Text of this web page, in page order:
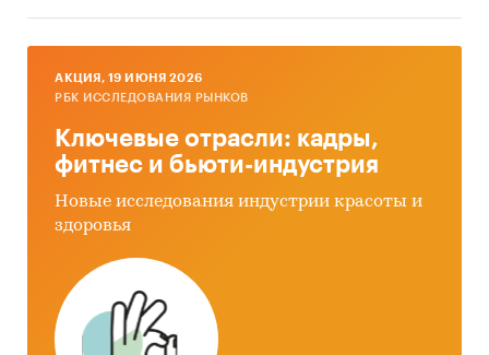
AКЦИЯ, 19 ИЮНЯ 2026
РБК ИССЛЕДОВАНИЯ РЫНКОВ
Ключевые отрасли: кадры,
фитнес и бьюти-индустрия
Новые исследования индустрии красоты и
здоровья